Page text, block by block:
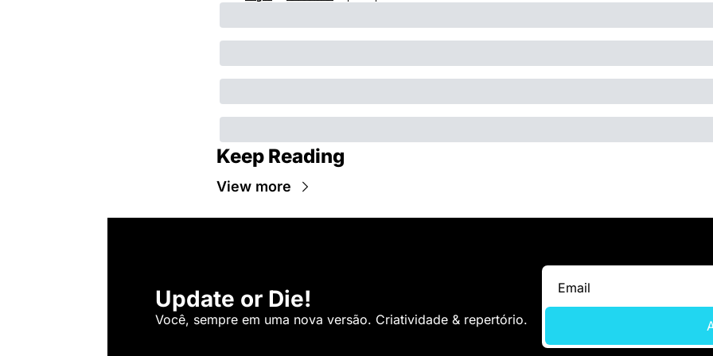
Keep Reading
View more
Update or Die!
Você, sempre em uma nova versão. Criatividade & repertório.